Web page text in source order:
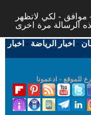
موافق - لكي لاتظهر
- اخبار الرياضة - اخبار
للموقع - ادعمونا